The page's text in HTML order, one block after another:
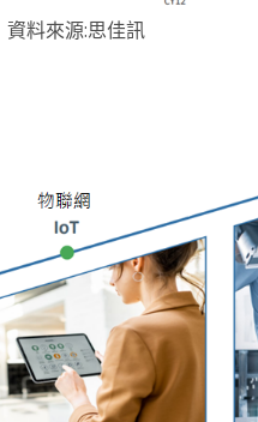
資料來源:思佳訊